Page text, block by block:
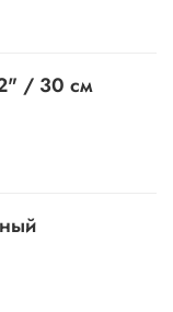
/ 30 см